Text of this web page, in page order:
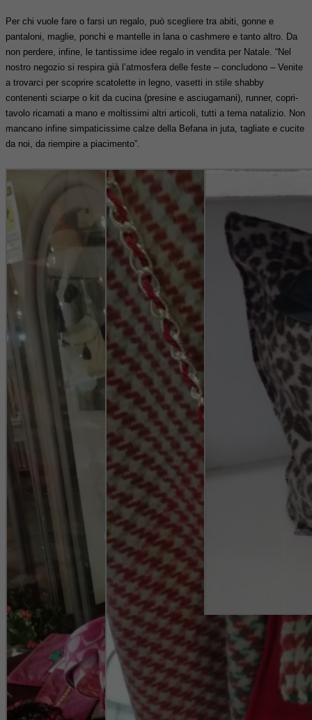
Per chi vuole fare o farsi un regalo, può scegliere tra abiti, gonne e
pantaloni, maglie, ponchi e mantelle in lana o cashmere e tanto altro. Da
non perdere, infine, le tantissime idee regalo in vendita per Natale. “Nel
nostro negozio si respira già l’atmosfera delle feste – concludono – Venite
a trovarci per scoprire scatolette in legno, vasetti in stile shabby
contenenti sciarpe o kit da cucina (presine e asciugamani), runner, copri-
tavolo ricamati a mano e moltissimi altri articoli, tutti a tema natalizio. Non
mancano infine simpaticissime calze della Befana in juta, tagliate e cucite
da noi, da riempire a piacimento”.